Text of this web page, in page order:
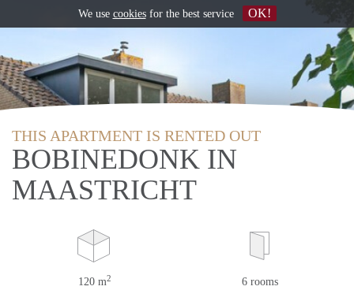
THIS APARTMENT IS RENTED OUT
BOBINEDONK IN
MAASTRICHT
120 m2 6 rooms
We use cookiesfor the best service OK!